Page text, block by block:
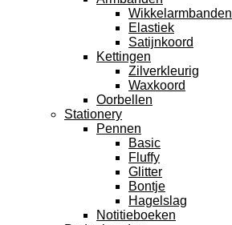
Wikkelarmbanden
Elastiek
Satijnkoord
Kettingen
Zilverkleurig
Waxkoord
Oorbellen
Stationery
Pennen
Basic
Fluffy
Glitter
Bontje
Hagelslag
Notitieboeken